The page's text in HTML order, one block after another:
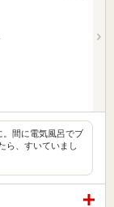
。間に電気風呂でブ
ら、すいていまし